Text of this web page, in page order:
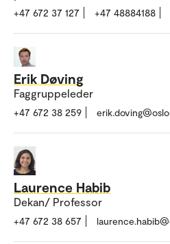
+47 672 37 127 +47 48884188
Erik Døving
Faggruppeleder
+47 672 38 259
Laurence Habib
Dekan/ Professor
+47 672 38 657